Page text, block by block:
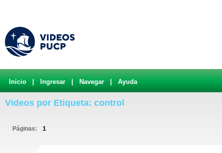
Inicio Ingresar Navegar Ayuda
Videos por Etiqueta: control
Páginas: 1